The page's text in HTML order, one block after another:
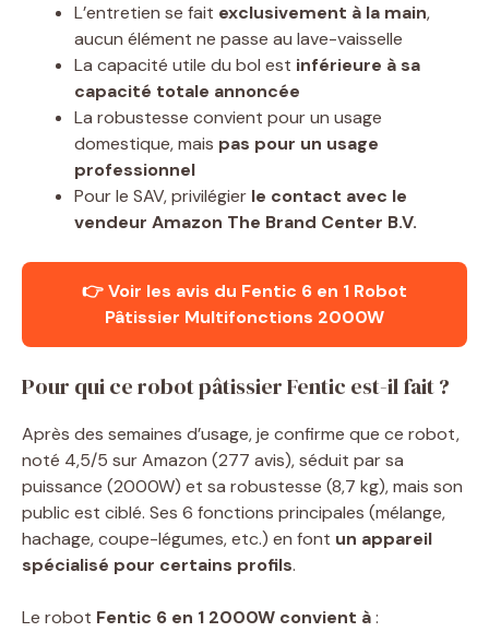
L’entretien se fait exclusivement à la main,
aucun élément ne passe au lave-vaisselle
La capacité utile du bol est inférieure à sa
capacité totale annoncée
La robustesse convient pour un usage
domestique, mais pas pour un usage
professionnel
Pour le SAV, privilégier le contact avec le
vendeur Amazon The Brand Center B.V.
👉 Voir les avis du Fentic 6 en 1 Robot
Pâtissier Multifonctions 2000W
Pour qui ce robot pâtissier Fentic est-il fait ?
Après des semaines d’usage, je confirme que ce robot,
noté 4,5/5 sur Amazon (277 avis), séduit par sa
puissance (2000W) et sa robustesse (8,7 kg), mais son
public est ciblé. Ses 6 fonctions principales (mélange,
hachage, coupe-légumes, etc.) en font un appareil
spécialisé pour certains profils.
Le robot Fentic 6 en 1 2000W convient à: